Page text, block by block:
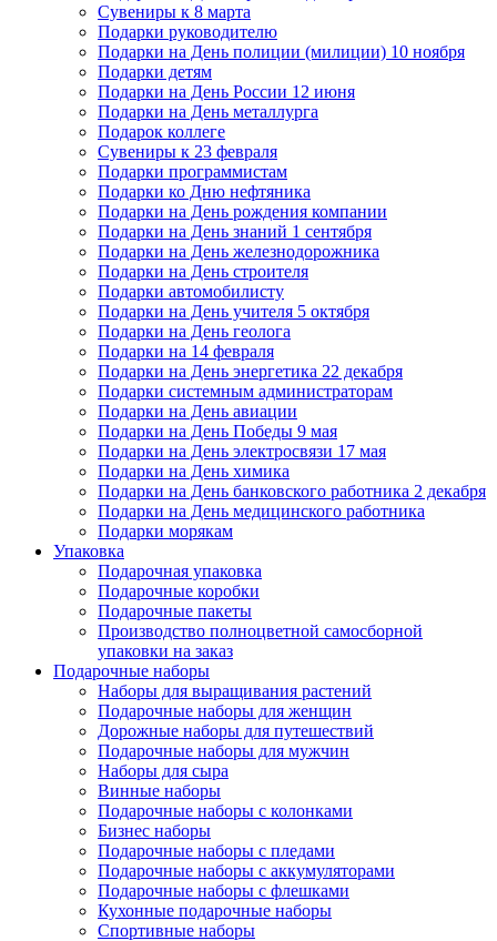
Сувениры к 8 марта
Подарки руководителю
Подарки на День полиции (милиции) 10 ноября
Подарки детям
Подарки на День России 12 июня
Подарки на День металлурга
Подарок коллеге
Сувениры к 23 февраля
Подарки программистам
Подарки ко Дню нефтяника
Подарки на День рождения компании
Подарки на День знаний 1 сентября
Подарки на День железнодорожника
Подарки на День строителя
Подарки автомобилисту
Подарки на День учителя 5 октября
Подарки на День геолога
Подарки на 14 февраля
Подарки на День энергетика 22 декабря
Подарки системным администраторам
Подарки на День авиации
Подарки на День Победы 9 мая
Подарки на День электросвязи 17 мая
Подарки на День химика
Подарки на День банковского работника 2 декабря
Подарки на День медицинского работника
Подарки морякам
Упаковка
Подарочная упаковка
Подарочные коробки
Подарочные пакеты
Производство полноцветной самосборной
упаковки на заказ
Подарочные наборы
Наборы для выращивания растений
Подарочные наборы для женщин
Дорожные наборы для путешествий
Подарочные наборы для мужчин
Наборы для сыра
Винные наборы
Подарочные наборы с колонками
Бизнес наборы
Подарочные наборы с пледами
Подарочные наборы с аккумуляторами
Подарочные наборы с флешками
Кухонные подарочные наборы
Спортивные наборы